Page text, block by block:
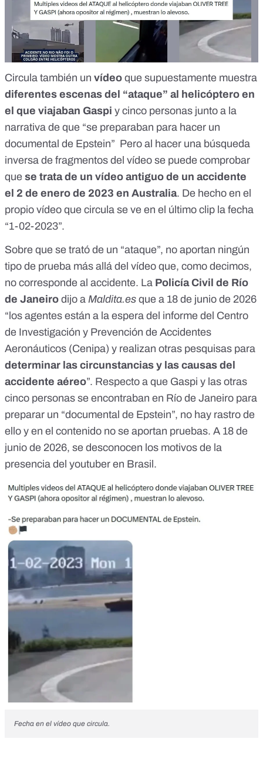
Circula también un vídeo que supuestamente muestra
diferentes escenas del “ataque” al helicóptero en
el que viajaban Gaspi y cinco personas junto a la
narrativa de que “se preparaban para hacer un
documental de Epstein” Pero al hacer una búsqueda
inversa de fragmentos del vídeo se puede comprobar
que se trata de un vídeo antiguo de un accidente
el 2 de enero de 2023 en Australia. De hecho en el
propio vídeo que circula se ve en el último clip la fecha
“1-02-2023”.
Sobre que se trató de un “ataque”, no aportan ningún
tipo de prueba más allá del vídeo que, como decimos,
no corresponde al accidente. La Policía Civil de Río
de Janeiro dijo a Maldita.es que a 18 de junio de 2026
“los agentes están a la espera del informe del Centro
de Investigación y Prevención de Accidentes
Aeronáuticos (Cenipa) y realizan otras pesquisas para
determinar las circunstancias y las causas del
accidente aéreo”. Respecto a que Gaspi y las otras
cinco personas se encontraban en Río de Janeiro para
preparar un “documental de Epstein”, no hay rastro de
ello y en el contenido no se aportan pruebas. A 18 de
junio de 2026, se desconocen los motivos de la
presencia del youtuber en Brasil.
Fecha en el vídeo que circula.